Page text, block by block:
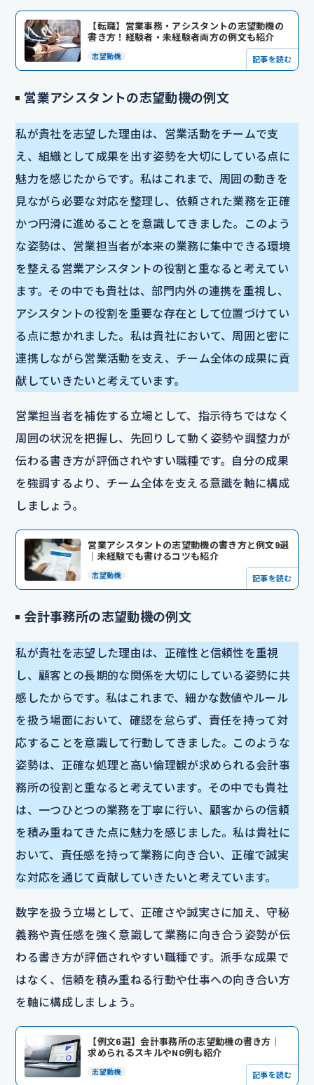
【転職】営業事務・アシスタントの志望動機の
書き方！経験者・未経験者両方の例文も紹介
志望動機 記事を読む
営業アシスタントの志望動機の例文
私が貴社を志望した理由は、営業活動をチームで支
え、組織として成果を出す姿勢を大切にしている点に
魅力を感じたからです。私はこれまで、周囲の動きを
見ながら必要な対応を整理し、依頼された業務を正確
かつ円滑に進めることを意識してきました。このよう
な姿勢は、営業担当者が本来の業務に集中できる環境
を整える営業アシスタントの役割と重なると考えてい
ます。その中でも貴社は、部門内外の連携を重視し、
アシスタントの役割を重要な存在として位置づけてい
る点に惹かれました。私は貴社において、周囲と密に
連携しながら営業活動を支え、チーム全体の成果に貢
献していきたいと考えています。
営業担当者を補佐する立場として、指示待ちではなく
周囲の状況を把握し、先回りして動く姿勢や調整力が
伝わる書き方が評価されやすい職種です。自分の成果
を強調するより、チーム全体を支える意識を軸に構成
しましょう。
営業アシスタントの志望動機の書き方と例文9選
｜未経験でも書けるコツも紹介
志望動機 記事を読む
会計事務所の志望動機の例文
私が貴社を志望した理由は、正確性と信頼性を重視
し、顧客との長期的な関係を大切にしている姿勢に共
感したからです。私はこれまで、細かな数値やルール
を扱う場面において、確認を怠らず、責任を持って対
応することを意識して行動してきました。このような
姿勢は、正確な処理と高い倫理観が求められる会計事
務所の役割と重なると考えています。その中でも貴社
は、一つひとつの業務を丁寧に行い、顧客からの信頼
を積み重ねてきた点に魅力を感じました。私は貴社に
おいて、責任感を持って業務に向き合い、正確で誠実
な対応を通じて貢献していきたいと考えています。
数字を扱う立場として、正確さや誠実さに加え、守秘
義務や責任感を強く意識して業務に向き合う姿勢が伝
わる書き方が評価されやすい職種です。派手な成果で
はなく、信頼を積み重ねる行動や仕事への向き合い方
を軸に構成しましょう。
【例文6選】会計事務所の志望動機の書き方｜
求められるスキルやNG例も紹介
志望動機 記事を読む